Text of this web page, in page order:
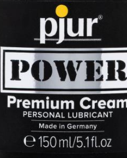
or ESC to close